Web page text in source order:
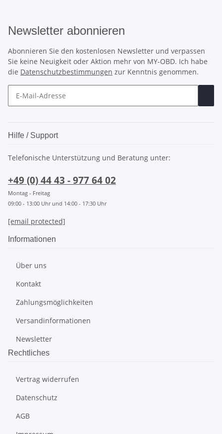
Newsletter abonnieren
Abonnieren Sie den kostenlosen Newsletter und verpassen
Sie keine Neuigkeit oder Aktion mehr von MY-OBD. Ich habe
die Datenschutzbestimmungen zur Kenntnis genommen.
Hilfe / Support
Telefonische Unterstützung und Beratung unter:
+49 (0) 44 43 - 977 64 02
Montag - Freitag
09:00 - 13:00 Uhr und 14:00 - 17:30 Uhr
[email protected]
Informationen
Über uns
Kontakt
Zahlungsmöglichkeiten
Versandinformationen
Newsletter
Rechtliches
Vertrag widerrufen
Datenschutz
AGB